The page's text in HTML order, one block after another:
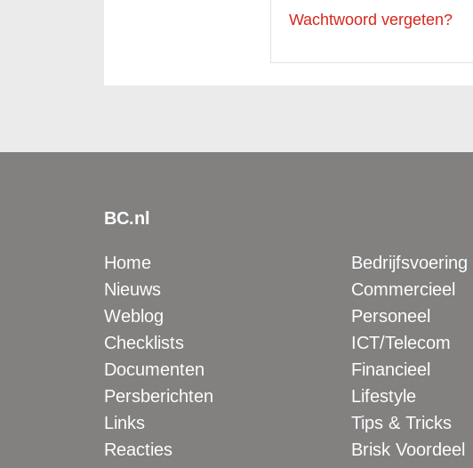
Wachtwoord vergeten?
BC.nl
Home
Nieuws
Weblog
Checklists
Documenten
Persberichten
Links
Reacties
Bedrijfsvoering
Commercieel
Personeel
ICT/Telecom
Financieel
Lifestyle
Tips & Tricks
Brisk Voordeel